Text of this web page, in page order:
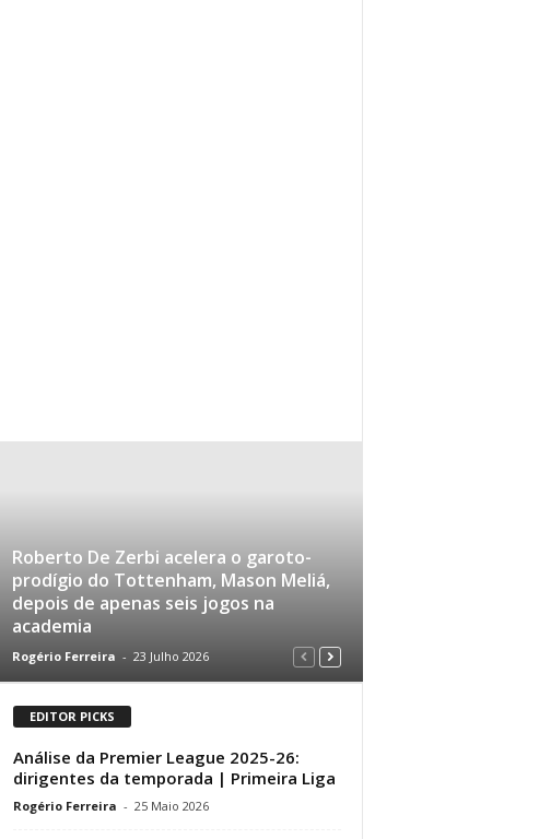
Roberto De Zerbi acelera o garoto-
prodígio do Tottenham, Mason Meliá,
depois de apenas seis jogos na
academia
Rogério Ferreira - 23 Julho 2026
EDITOR PICKS
Análise da Premier League 2025-26:
dirigentes da temporada | Primeira Liga
Rogério Ferreira - 25 Maio 2026